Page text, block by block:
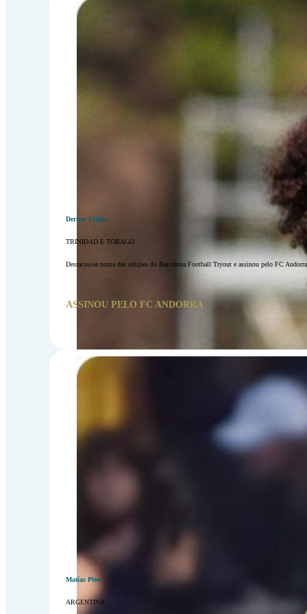
Derron Elijah
TRINIDAD E TOBAGO
Destacou-se numa das edições do Barcelona Football Tryout e assinou pelo FC
ASSINOU PELO FC ANDORRA
Matías Piteo
ARGENTINA